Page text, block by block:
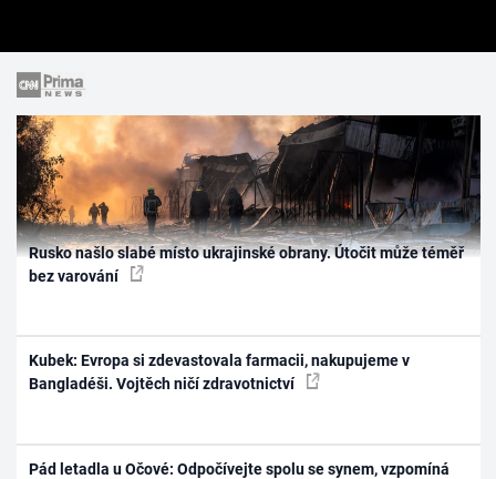
Rusko našlo slabé místo ukrajinské obrany. Útočit může téměř
bez varování
Kubek: Evropa si zdevastovala farmacii, nakupujeme v
Bangladéši. Vojtěch ničí zdravotnictví
Pád letadla u Očové: Odpočívejte spolu se synem, vzpomíná